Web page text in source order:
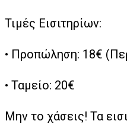
Τιμές Εισιτηρίων:
• Προπώληση: 18€
• Ταμείο: 20€
Μην το χάσεις! Τα